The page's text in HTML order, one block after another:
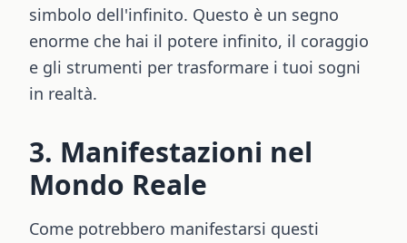
simbolo dell'infinito. Questo è un segno
enorme che hai il potere infinito, il coraggio
e gli strumenti per trasformare i tuoi sogni
in realtà.
3. Manifestazioni nel
Mondo Reale
Come potrebbero manifestarsi questi